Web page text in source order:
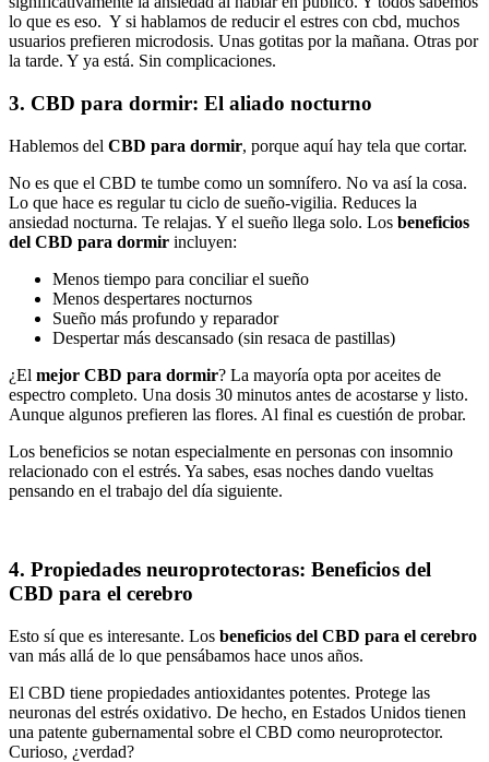
lo que es eso. Y si hablamos de reducir el estres con cbd, muchos
usuarios prefieren microdosis. Unas gotitas por la mañana. Otras por
la tarde. Y ya está. Sin complicaciones.
3. CBD para dormir: El aliado nocturno
Hablemos del CBD para dormir, porque aquí hay tela que cortar.
No es que el CBD te tumbe como un somnífero. No va así la cosa.
Lo que hace es regular tu ciclo de sueño-vigilia. Reduces la
ansiedad nocturna. Te relajas. Y el sueño llega solo. Los beneficios
del CBD para dormir incluyen:
Menos tiempo para conciliar el sueño
Menos despertares nocturnos
Sueño más profundo y reparador
Despertar más descansado (sin resaca de pastillas)
¿El mejor CBD para dormir? La mayoría opta por aceites de
espectro completo. Una dosis 30 minutos antes de acostarse y listo.
Aunque algunos prefieren las flores. Al final es cuestión de probar.
Los beneficios se notan especialmente en personas con insomnio
relacionado con el estrés. Ya sabes, esas noches dando vueltas
pensando en el trabajo del día siguiente.
4. Propiedades neuroprotectoras: Beneficios del
CBD para el cerebro
Esto sí que es interesante. Los beneficios del CBD para el cerebro
van más allá de lo que pensábamos hace unos años.
El CBD tiene propiedades antioxidantes potentes. Protege las
neuronas del estrés oxidativo. De hecho, en Estados Unidos tienen
una patente gubernamental sobre el CBD como neuroprotector.
Curioso, ¿verdad?